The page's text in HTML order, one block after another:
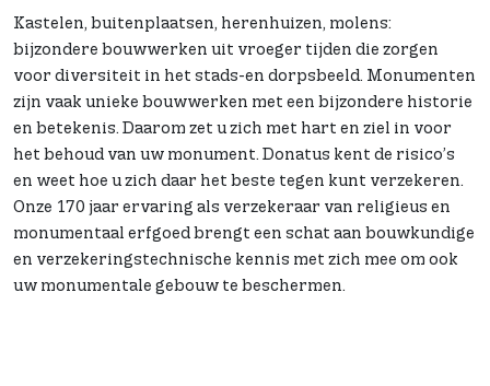
Kastelen, buitenplaatsen, herenhuizen, molens:
bijzondere bouwwerken uit vroeger tijden die zorgen
voor diversiteit in het stads-en dorpsbeeld. Monumenten
zijn vaak unieke bouwwerken met een bijzondere historie
en betekenis. Daarom zet u zich met hart en ziel in voor
het behoud van uw monument. Donatus kent de risico’s
en weet hoe u zich daar het beste tegen kunt verzekeren.
Onze 170 jaar ervaring als verzekeraar van religieus en
monumentaal erfgoed brengt een schat aan bouwkundige
en verzekeringstechnische kennis met zich mee om ook
uw monumentale gebouw te beschermen.